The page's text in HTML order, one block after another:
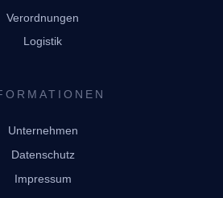
Verordnungen
Logistik
Unternehmen
Datenschutz
Impressum